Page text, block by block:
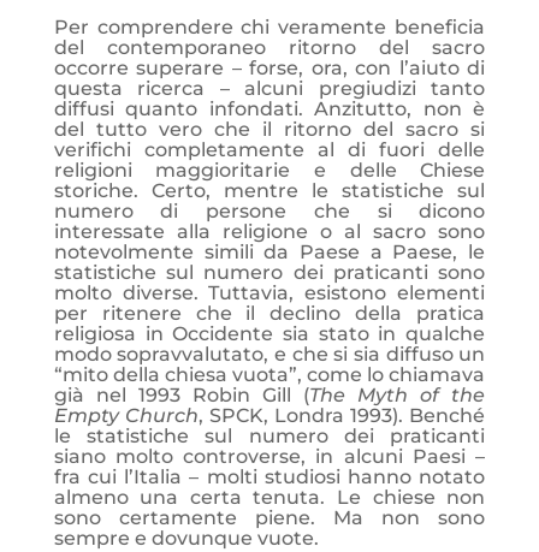
Per comprendere chi veramente beneficia
del contemporaneo ritorno del sacro
occorre superare – forse, ora, con l’aiuto di
questa ricerca – alcuni pregiudizi tanto
diffusi quanto infondati. Anzitutto, non è
del tutto vero che il ritorno del sacro si
verifichi completamente al di fuori delle
religioni maggioritarie e delle Chiese
storiche. Certo, mentre le statistiche sul
numero di persone che si dicono
interessate alla religione o al sacro sono
notevolmente simili da Paese a Paese, le
statistiche sul numero dei praticanti sono
molto diverse. Tuttavia, esistono elementi
per ritenere che il declino della pratica
religiosa in Occidente sia stato in qualche
modo sopravvalutato, e che si sia diffuso un
“mito della chiesa vuota”, come lo chiamava
già nel 1993 Robin Gill (The Myth of the
Empty Church, SPCK, Londra 1993). Benché
le statistiche sul numero dei praticanti
siano molto controverse, in alcuni Paesi –
fra cui l’Italia – molti studiosi hanno notato
almeno una certa tenuta. Le chiese non
sono certamente piene. Ma non sono
sempre e dovunque vuote.